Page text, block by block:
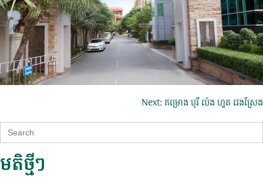
នាំទិស​
ប្រកាស
Next: គម្រោង បុរី ប៉េង ហួត វេងស្រែង
Search
for:
មតិថ្មីៗ